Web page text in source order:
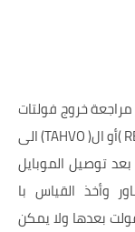
خروج فولتات
الإمداد من ال( UEM ) أو ال( CCONT ) أو ال( RETU )أو ال( TAHVO) الى
توصيل الموبايل
وأخذ القياس با
بعدها ولا يمكن